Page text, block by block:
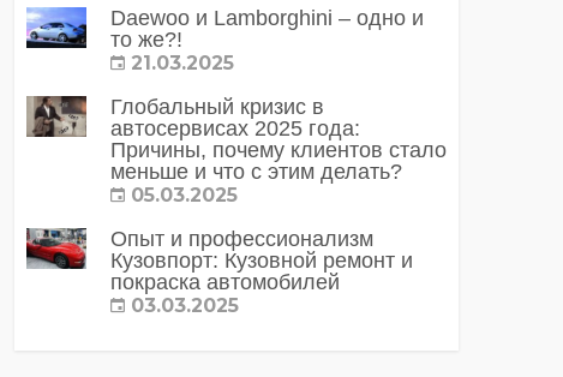
Daewoo и Lamborghini – одно и
то же?!
21.03.2025
Глобальный кризис в
автосервисах 2025 года:
Причины, почему клиентов стало
меньше и что с этим делать?
05.03.2025
Опыт и профессионализм
Кузовпорт: Кузовной ремонт и
покраска автомобилей
03.03.2025